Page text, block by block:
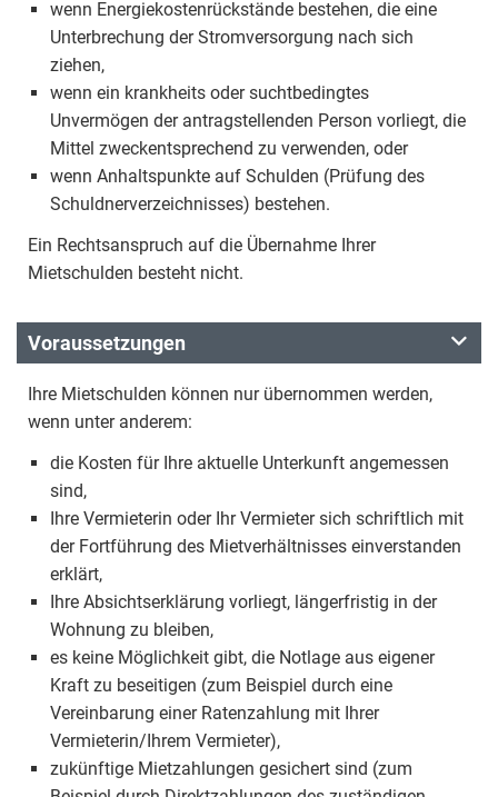
wenn Energiekostenrückstände bestehen, die eine
Unterbrechung der Stromversorgung nach sich
ziehen,
wenn ein krankheits oder suchtbedingtes
Unvermögen der antragstellenden Person vorliegt, die
Mittel zweckentsprechend zu verwenden, oder
wenn Anhaltspunkte auf Schulden (Prüfung des
Schuldnerverzeichnisses) bestehen.
Ein Rechtsanspruch auf die Übernahme Ihrer
Mietschulden besteht nicht.
Voraussetzungen
Ihre Mietschulden können nur übernommen werden,
wenn unter anderem:
die Kosten für Ihre aktuelle Unterkunft angemessen
sind,
Ihre Vermieterin oder Ihr Vermieter sich schriftlich mit
der Fortführung des Mietverhältnisses einverstanden
erklärt,
Ihre Absichtserklärung vorliegt, längerfristig in der
Wohnung zu bleiben,
es keine Möglichkeit gibt, die Notlage aus eigener
Kraft zu beseitigen (zum Beispiel durch eine
Vereinbarung einer Ratenzahlung mit Ihrer
Vermieterin/Ihrem Vermieter),
zukünftige Mietzahlungen gesichert sind (zum